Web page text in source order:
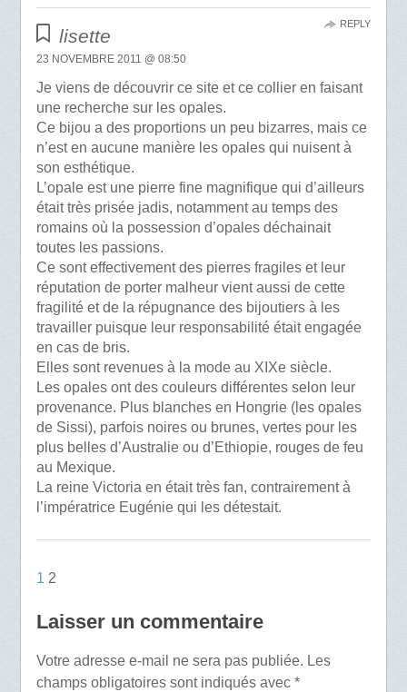
lisette
23 NOVEMBRE 2011 @ 08:50
Je viens de découvrir ce site et ce collier en faisant
une recherche sur les opales.
Ce bijou a des proportions un peu bizarres, mais ce
n’est en aucune manière les opales qui nuisent à
son esthétique.
L’opale est une pierre fine magnifique qui d’ailleurs
était très prisée jadis, notamment au temps des
romains où la possession d’opales déchainait
toutes les passions.
Ce sont effectivement des pierres fragiles et leur
réputation de porter malheur vient aussi de cette
fragilité et de la répugnance des bijoutiers à les
travailler puisque leur responsabilité était engagée
en cas de bris.
Elles sont revenues à la mode au XIXe siècle.
Les opales ont des couleurs différentes selon leur
provenance. Plus blanches en Hongrie (les opales
de Sissi), parfois noires ou brunes, vertes pour les
plus belles d’Australie ou d’Ethiopie, rouges de feu
au Mexique.
La reine Victoria en était très fan, contrairement à
l’impératrice Eugénie qui les détestait.
REPLY
1 2
Laisser un commentaire
Votre adresse e-mail ne sera pas publiée. Les
champs obligatoires sont indiqués avec *